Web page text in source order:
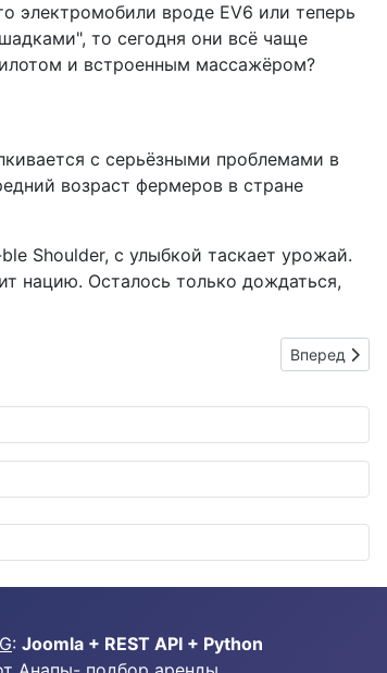
электромобили вроде EV6 или теперь
то сегодня они всё чаще
и встроенным массажёром?
с серьёзными проблемами в
возраст фермеров в стране
Shoulder, с улыбкой таскает урожай.
нацию. Осталось только дождаться,
Следующий:
Вперед
: Joomla + REST API + Python